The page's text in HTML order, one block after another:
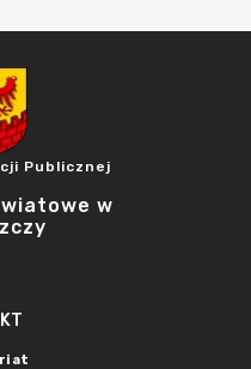
Publicznej
w